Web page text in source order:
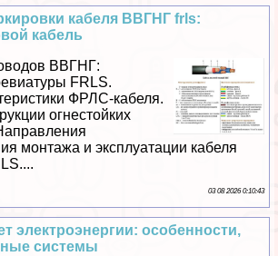
кабеля ВВГНГ frls:
кабель
ВВГНГ:
FRLS.
ФРЛС-кабеля.
огнестойких
монтажа и эксплуатации кабеля
03 08 2026 0:10:43
электроэнергии: особенности,
системы